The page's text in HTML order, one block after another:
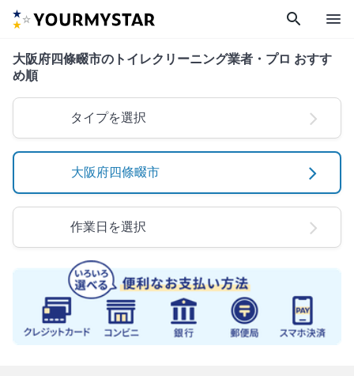
search menu
大阪府四條畷市のトイレクリーニング業者・プロ おすす
め順
タイプを選択
大阪府四條畷市
作業日を選択